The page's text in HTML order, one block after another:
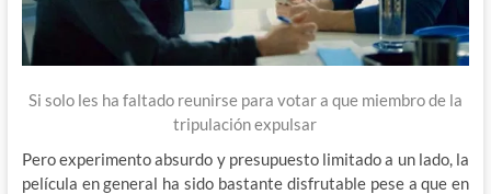
Si solo les ha faltado reunirse para votar a que miembro de la
tripulación expulsar
Pero experimento absurdo y presupuesto limitado a un lado, la
película en general ha sido bastante disfrutable pese a que en